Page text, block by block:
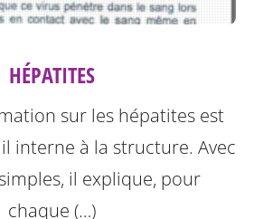
HÉPATITES
sur les hépatites est
interne à la structure. Avec
il explique, pour
chaque (…)